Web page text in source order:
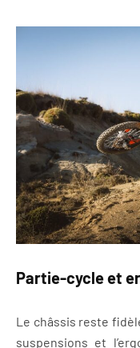
Partie-cycle et
Le châssis reste
suspensions et